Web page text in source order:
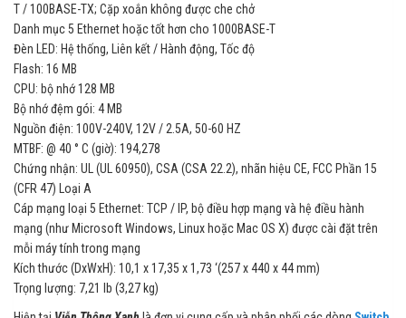
T / 100BASE-TX; Cặp xoắn không được che chở
Danh mục 5 Ethernet hoặc tốt hơn cho 1000BASE-T
Đèn LED: Hệ thống, Liên kết / Hành động, Tốc độ
Flash: 16 MB
CPU: bộ nhớ 128 MB
Bộ nhớ đệm gói: 4 MB
Nguồn điện: 100V-240V, 12V / 2.5A, 50-60 HZ
MTBF: @ 40 ° C (giờ): 194,278
Chứng nhận: UL (UL 60950), CSA (CSA 22.2), nhãn hiệu CE, FCC Phần 15
(CFR 47) Loại A
Cáp mạng loại 5 Ethernet: TCP / IP, bộ điều hợp mạng và hệ điều hành
mạng (như Microsoft Windows, Linux hoặc Mac OS X) được cài đặt trên
mỗi máy tính trong mạng
Kích thước (DxWxH): 10,1 x 17,35 x 1,73 ‘(257 x 440 x 44 mm)
Trọng lượng: 7,21 lb (3,27 kg)